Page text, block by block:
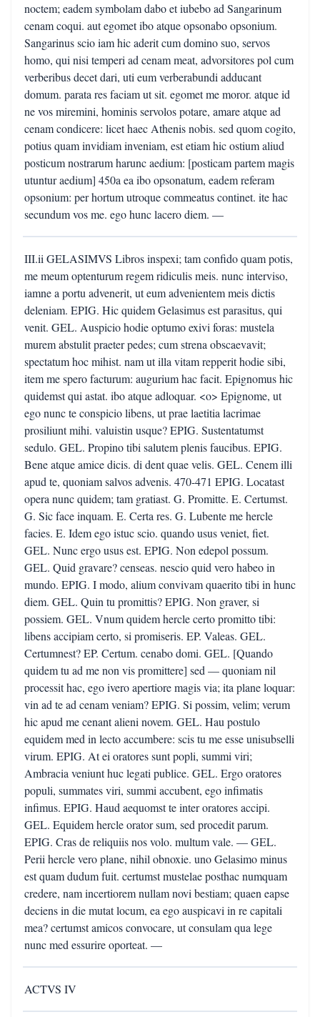
noctem; eadem symbolam dabo et iubebo ad Sangarinum
cenam coqui. aut egomet ibo atque opsonabo opsonium.
Sangarinus scio iam hic aderit cum domino suo, servos
homo, qui nisi temperi ad cenam meat, advorsitores pol cum
verberibus decet dari, uti eum verberabundi adducant
domum. parata res faciam ut sit. egomet me moror. atque id
ne vos miremini, hominis servolos potare, amare atque ad
cenam condicere: licet haec Athenis nobis. sed quom cogito,
potius quam invidiam inveniam, est etiam hic ostium aliud
posticum nostrarum harunc aedium: [posticam partem magis
utuntur aedium] 450a ea ibo opsonatum, eadem referam
opsonium: per hortum utroque commeatus continet. ite hac
secundum vos me. ego hunc lacero diem. —
III.ii GELASIMVS Libros inspexi; tam confido quam potis,
me meum optenturum regem ridiculis meis. nunc interviso,
iamne a portu advenerit, ut eum advenientem meis dictis
deleniam. EPIG. Hic quidem Gelasimus est parasitus, qui
venit. GEL. Auspicio hodie optumo exivi foras: mustela
murem abstulit praeter pedes; cum strena obscaevavit;
spectatum hoc mihist. nam ut illa vitam repperit hodie sibi,
item me spero facturum: augurium hac facit. Epignomus hic
quidemst qui astat. ibo atque adloquar. <o> Epignome, ut
ego nunc te conspicio libens, ut prae laetitia lacrimae
prosiliunt mihi. valuistin usque? EPIG. Sustentatumst
sedulo. GEL. Propino tibi salutem plenis faucibus. EPIG.
Bene atque amice dicis. di dent quae velis. GEL. Cenem illi
apud te, quoniam salvos advenis. 470-471 EPIG. Locatast
opera nunc quidem; tam gratiast. G. Promitte. E. Certumst.
G. Sic face inquam. E. Certa res. G. Lubente me hercle
facies. E. Idem ego istuc scio. quando usus veniet, fiet.
GEL. Nunc ergo usus est. EPIG. Non edepol possum.
GEL. Quid gravare? censeas. nescio quid vero habeo in
mundo. EPIG. I modo, alium convivam quaerito tibi in hunc
diem. GEL. Quin tu promittis? EPIG. Non graver, si
possiem. GEL. Vnum quidem hercle certo promitto tibi:
libens accipiam certo, si promiseris. EP. Valeas. GEL.
Certumnest? EP. Certum. cenabo domi. GEL. [Quando
quidem tu ad me non vis promittere] sed — quoniam nil
processit hac, ego ivero apertiore magis via; ita plane loquar:
vin ad te ad cenam veniam? EPIG. Si possim, velim; verum
hic apud me cenant alieni novem. GEL. Hau postulo
equidem med in lecto accumbere: scis tu me esse unisubselli
virum. EPIG. At ei oratores sunt popli, summi viri;
Ambracia veniunt huc legati publice. GEL. Ergo oratores
populi, summates viri, summi accubent, ego infimatis
infimus. EPIG. Haud aequomst te inter oratores accipi.
GEL. Equidem hercle orator sum, sed procedit parum.
EPIG. Cras de reliquiis nos volo. multum vale. — GEL.
Perii hercle vero plane, nihil obnoxie. uno Gelasimo minus
est quam dudum fuit. certumst mustelae posthac numquam
credere, nam incertiorem nullam novi bestiam; quaen eapse
deciens in die mutat locum, ea ego auspicavi in re capitali
mea? certumst amicos convocare, ut consulam qua lege
nunc med essurire oporteat. —
ACTVS IV